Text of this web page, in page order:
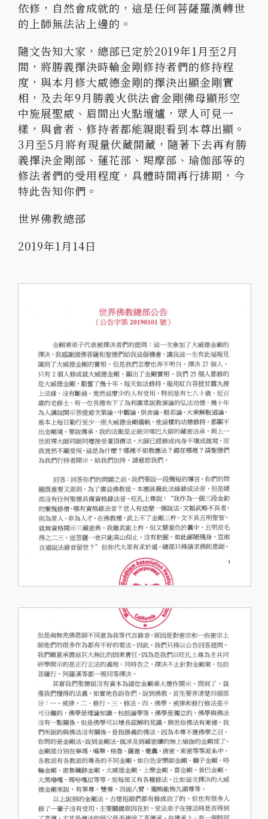
依修，自然會成就的，這是任何菩薩羅漢轉世
的上師無法沾上邊的。
隨文告知大家，總部已定於2019年1月至2月
間，將勝義擇決時輪金剛修持者們的修持程
度，與本月修大威德金剛的擇決出顯金剛實
相，及去年9月勝義火供法會金剛佛母顯形空
中施展聖威、眉間出火點壇爐，眾人可見一
樣，與會者、修持者都能親眼看到本尊出顯。
3月至5月將有現量伏藏開藏，隨著下去再有勝
義擇決金剛部、蓮花部、羯摩部、瑜伽部等的
修法者們的受用程度，具體時間再行排期，今
特此告知你們。
世界佛教總部
2019年1月14日